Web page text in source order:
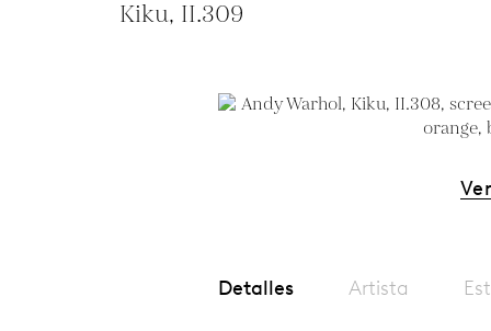
Kiku, II.309
Detalles Artista